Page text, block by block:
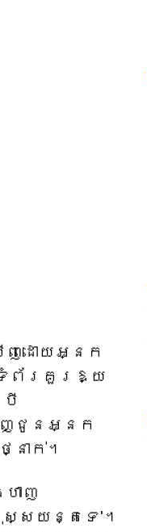
ើញដោយអ្នក
ទំព័រគួរឱ្យ
បី
ជូនអ្នក
នាក់។
ាញ
ស្សយន្តទេ'។